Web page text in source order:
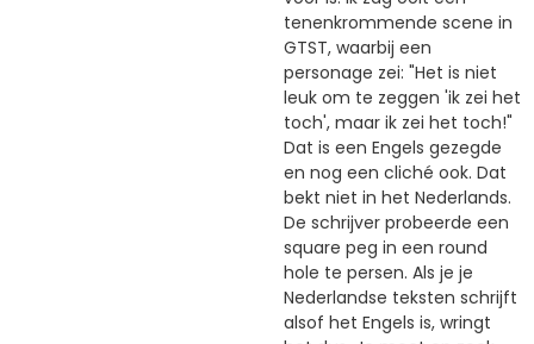
tenenkrommende scene in
GTST, waarbij een
personage zei: "Het is niet
leuk om te zeggen 'ik zei het
toch', maar ik zei het toch!"
Dat is een Engels gezegde
en nog een cliché ook. Dat
bekt niet in het Nederlands.
De schrijver probeerde een
square peg in een round
hole te persen. Als je je
Nederlandse teksten schrijft
alsof het Engels is, wringt